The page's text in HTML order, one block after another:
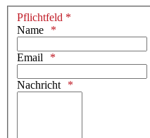
Pflichtfeld *
Name
Email
Nachricht